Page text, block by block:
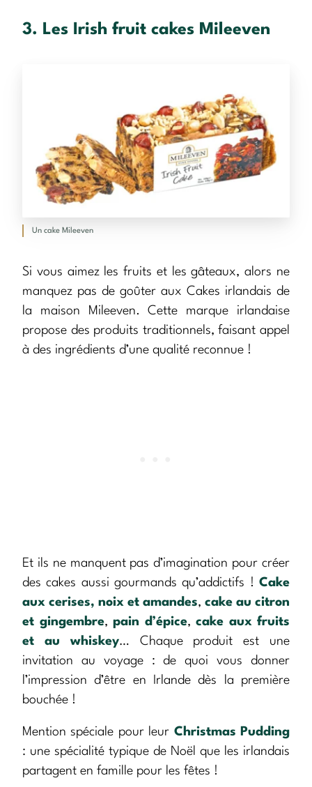
3. Les Irish fruit cakes Mileeven
Un cake Mileeven
Si vous aimez les fruits et les gâteaux, alors ne
manquez pas de goûter aux Cakes irlandais de
la maison Mileeven. Cette marque irlandaise
propose des produits traditionnels, faisant appel
à des ingrédients d’une qualité reconnue !
Et ils ne manquent pas d’imagination pour créer
des cakes aussi gourmands qu’addictifs ! Cake
aux cerises, noix et amandes, cake au citron
et gingembre, pain d’épice, cake aux fruits
et au whiskey… Chaque produit est une
invitation au voyage : de quoi vous donner
l’impression d’être en Irlande dès la première
bouchée !
Mention spéciale pour leur Christmas Pudding
: une spécialité typique de Noël que les irlandais
partagent en famille pour les fêtes !